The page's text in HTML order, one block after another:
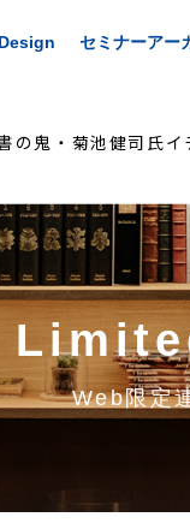
セミナーアー
の鬼・菊池健司氏
Web限定